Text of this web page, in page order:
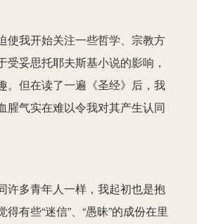
使我开始关注一些哲学、宗教方
受妥思托耶夫斯基小说的影响，
。但在读了一遍《圣经》后，我
腥气实在难以令我对其产生认同
许多青年人一样，我起初也是抱
有些“迷信”、“愚昧”的成份在里